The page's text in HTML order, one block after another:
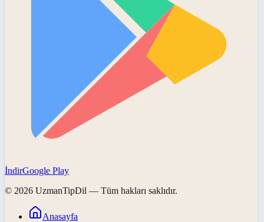
İndirGoogle Play
© 2026 UzmanTipDil — Tüm hakları saklıdır.
Anasayfa